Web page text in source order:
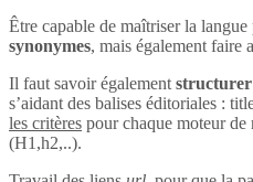
Être capable de maîtriser la
synonymes, mais également faire
Il faut savoir également structurer
s’aidant des balises éditoriales :
les critères pour chaque moteur de
(H1,h2,..).